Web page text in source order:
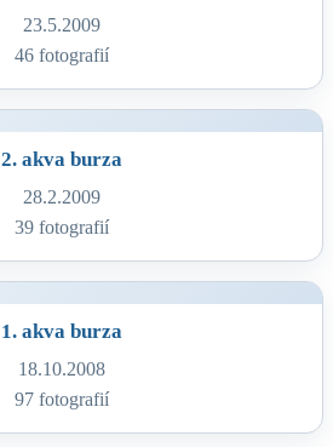
23.5.2009
46 fotografií
2. akva burza
28.2.2009
39 fotografií
1. akva burza
18.10.2008
97 fotografií